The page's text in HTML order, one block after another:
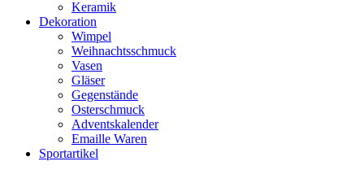
Keramik
Dekoration
Wimpel
Weihnachtsschmuck
Vasen
Gläser
Gegenstände
Osterschmuck
Adventskalender
Emaille Waren
Sportartikel